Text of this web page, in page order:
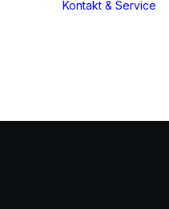
Kontakt & Service